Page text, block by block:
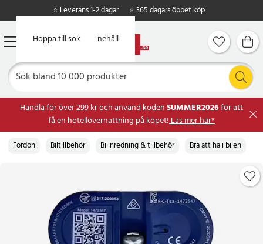
Hoppa till huvudinnehåll
Hoppa till sök
⭐ Leverans 1-2 dagar ⭐ 365 dagars öppet köp
Handla för över 299 kr och använd kodenSUMMER2026för att
få en hotellövernattning på köpet!Läs mer här*
Fordon Biltillbehör Bilinredning & tillbehör Bra att ha i bilen